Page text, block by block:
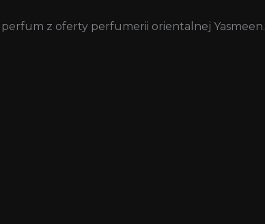
z oferty perfumerii orientalnej Yasmeen.